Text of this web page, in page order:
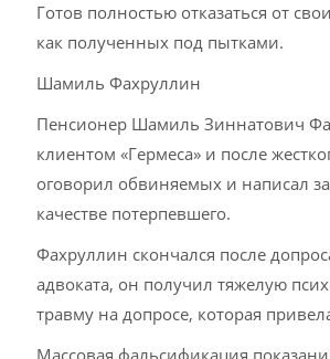
Готов полностью отказаться от
как полученных под пытками.
Шамиль Фахруллин
Пенсионер Шамиль Зиннатович
клиентом «Гермеса» и после
оговорил обвиняемых и написал
качестве потерпевшего.
Фахруллин скончался после
адвоката, он получил тяжелую
травму на допросе, которая
Массовая фальсификация